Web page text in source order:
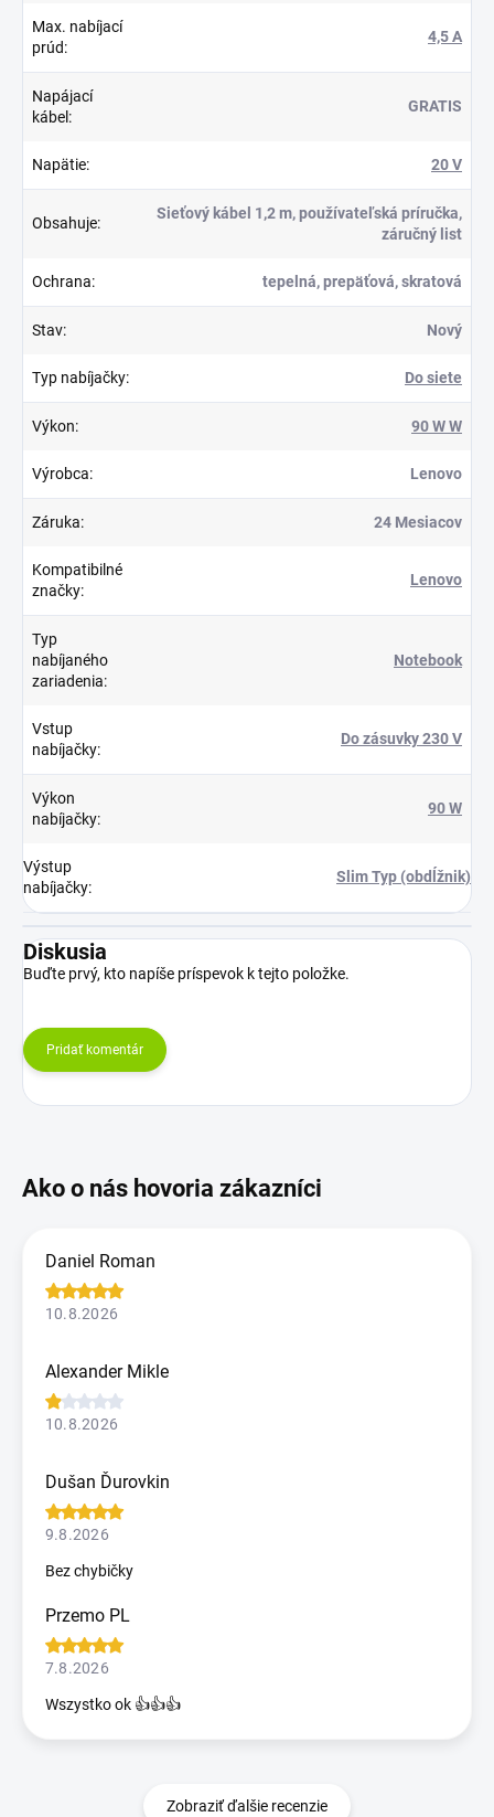
Max. nabíjací
prúd:
4,5 A
Napájací
kábel :
GRATIS
Napätie: 20 V
Obsahuje:
Sieťový kábel 1,2 m, používateľská príručka,
záručný list
Ochrana: tepelná, prepäťová, skratová
Stav: Nový
Typ nabíjačky: Do siete
Výkon: 90 W W
Výrobca: Lenovo
Záruka: 24 Mesiacov
Kompatibilné
značky:
Lenovo
Typ
nabíjaného
zariadenia:
Notebook
Vstup
nabíjačky:
Do zásuvky 230 V
Výkon
nabíjačky:
90 W
Výstup
nabíjačky:
Slim Typ (obdĺžnik)
Diskusia
Buďte prvý, kto napíše príspevok k tejto položke.
Pridať komentár
Daniel Roman
10.8.2026
Alexander Mikle
10.8.2026
Dušan Ďurovkin
9.8.2026
Bez chybičky
Przemo PL
7.8.2026
Wszystko ok 👍👍👍
Zobraziť ďalšie recenzie